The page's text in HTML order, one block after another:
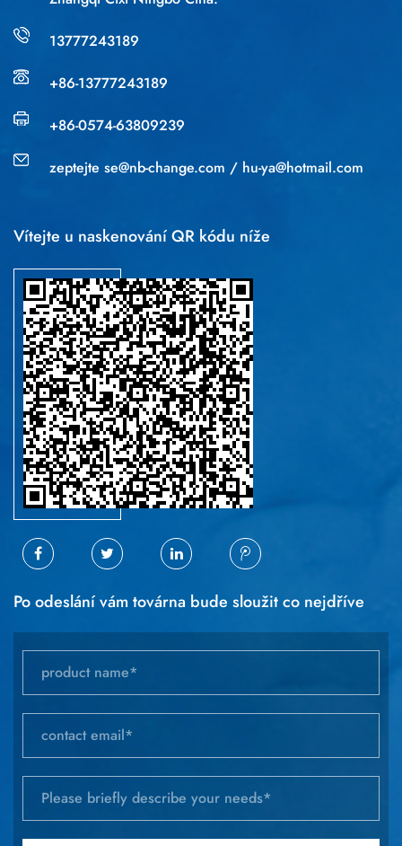
13777243189
+86-13777243189
+86-0574-63809239
zeptejte se@nb-change.com / hu-ya@hotmail.com
Vítejte u naskenování QR kódu níže
Po odeslání vám továrna bude sloužit co nejdříve